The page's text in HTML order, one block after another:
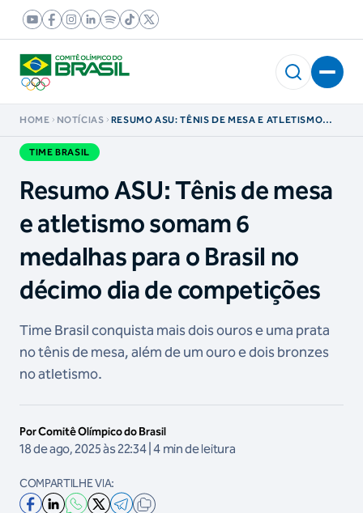
HOME NOTÍCIAS
RESUMO ASU: TÊNIS DE MESA E ATLETISMO
TIME BRASIL
Resumo ASU: Tênis de mesa
e atletismo somam 6
medalhas para o Brasil no
décimo dia de competições
Time Brasil conquista mais dois ouros e uma prata
no tênis de mesa, além de um ouro e dois bronzes
no atletismo.
Por Comitê Olímpico do Brasil
18 de ago, 2025 às 22:34 | 4 min de leitura
COMPARTILHE VIA: